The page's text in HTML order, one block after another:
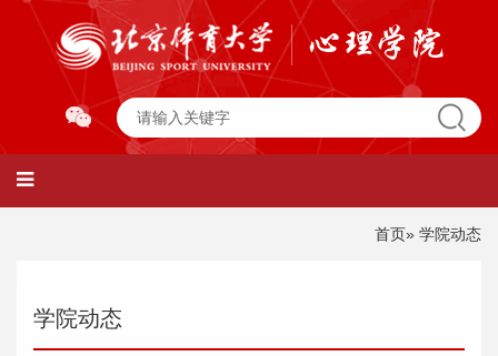
首页» 学院动态
学院动态